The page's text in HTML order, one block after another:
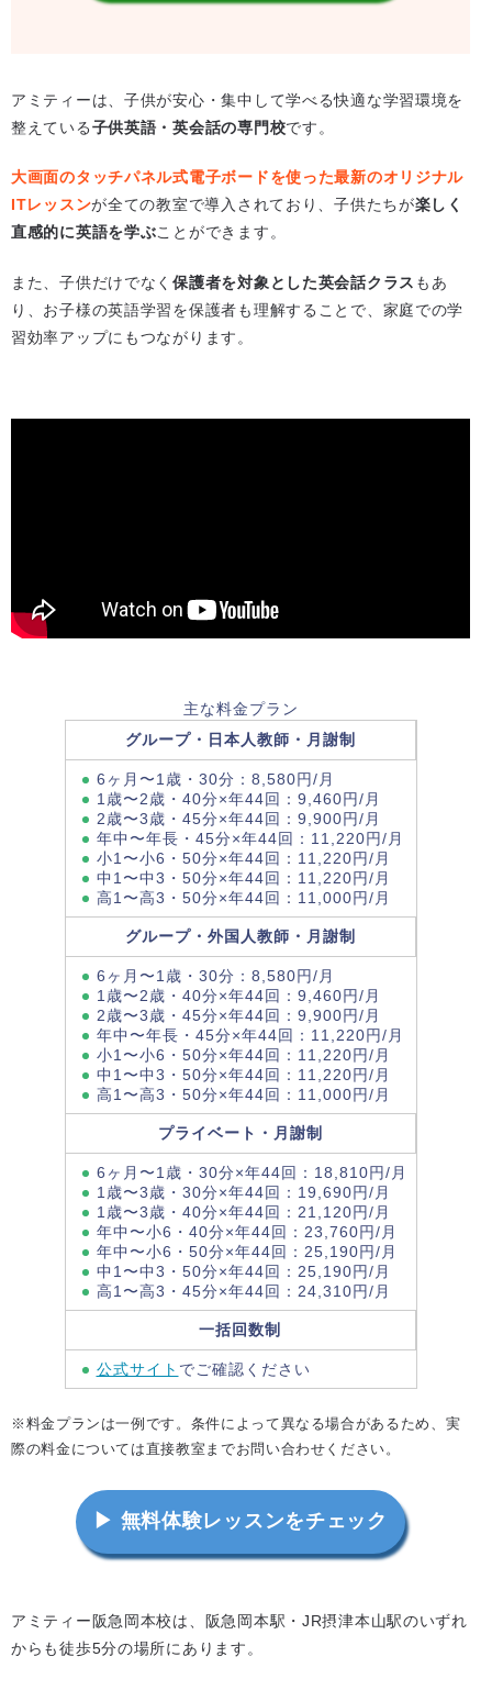
アミティーは、子供が安心・集中して学べる快適な学習環境を
整えている子供英語・英会話の専門校です。
大画面のタッチパネル式電子ボードを使った最新のオリジナル
ITレッスンが全ての教室で導入されており、子供たちが楽しく
直感的に英語を学ぶことができます。
また、子供だけでなく保護者を対象とした英会話クラス もあ
り、お子様の英語学習を保護者も理解することで、家庭での学
習効率アップにもつながります。
主な料金プラン
グループ・日本人教師・月謝制
6ヶ月〜1歳・30分：8,580円/月
1歳〜2歳・40分×年44回：9,460円/月
2歳〜3歳・45分×年44回：9,900円/月
年中〜年長・45分×年44回：11,220円/月
小1〜小6・50分×年44回：11,220円/月
中1〜中3・50分×年44回：11,220円/月
高1〜高3・50分×年44回：11,000円/月
グループ・外国人教師・月謝制
6ヶ月〜1歳・30分：8,580円/月
1歳〜2歳・40分×年44回：9,460円/月
2歳〜3歳・45分×年44回：9,900円/月
年中〜年長・45分×年44回：11,220円/月
小1〜小6・50分×年44回：11,220円/月
中1〜中3・50分×年44回：11,220円/月
高1〜高3・50分×年44回：11,000円/月
プライベート・月謝制
6ヶ月〜1歳・30分×年44回：18,810円/月
1歳〜3歳・30分×年44回：19,690円/月
1歳〜3歳・40分×年44回：21,120円/月
年中〜小6・40分×年44回：23,760円/月
年中〜小6・50分×年44回：25,190円/月
中1〜中3・50分×年44回：25,190円/月
高1〜高3・45分×年44回：24,310円/月
一括回数制
公式サイト でご確認ください
※料金プランは一例です。条件によって異なる場合があるため、実
際の料金については直接教室までお問い合わせください。
▶ 無料体験レッスンをチェック
アミティー阪急岡本校は、阪急岡本駅・JR摂津本山駅のいずれ
からも徒歩5分の場所にあります。